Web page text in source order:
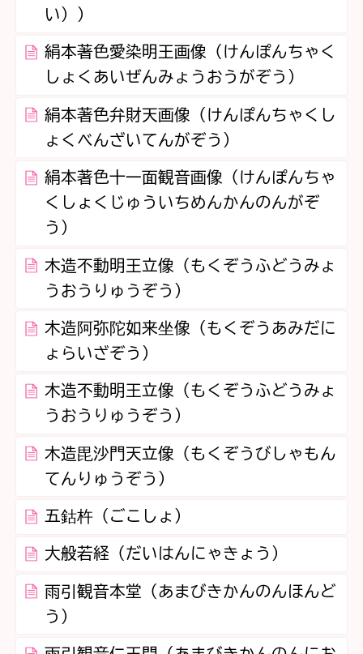
い））
絹本著色愛染明王画像（けんぽんちゃく
しょくあいぜんみょうおうがぞう）
絹本著色弁財天画像（けんぽんちゃくし
ょくべんざいてんがぞう）
絹本著色十一面観音画像（けんぽんちゃ
くしょくじゅういちめんかんのんがぞ
う）
木造不動明王立像（もくぞうふどうみょ
うおうりゅうぞう）
木造阿弥陀如来坐像（もくぞうあみだに
ょらいざぞう）
木造不動明王立像（もくぞうふどうみょ
うおうりゅうぞう）
木造毘沙門天立像（もくぞうびしゃもん
てんりゅうぞう）
五鈷杵（ごこしょ）
大般若経（だいはんにゃきょう）
雨引観音本堂（あまびきかんのんほんど
う）